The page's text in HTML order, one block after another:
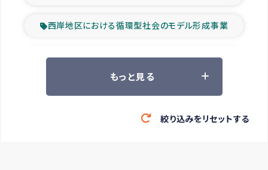
西岸地区における循環型社会のモデル形成事業
ツアー参加者の声
緊急救援の時代
もっと見る
絞り込みをリセットする